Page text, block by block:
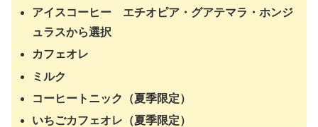
アイスコーヒー エチオピア・グアテマラ・ホンジ
ュラスから選択
カフェオレ
ミルク
コーヒートニック（夏季限定）
いちごカフェオレ（夏季限定）